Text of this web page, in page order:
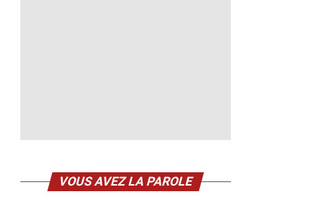
VOUS AVEZ LA PAROLE